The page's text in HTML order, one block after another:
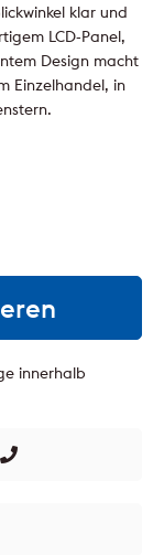
klar und
LCD-Panel,
Design macht
Einzelhandel, in
innerhalb